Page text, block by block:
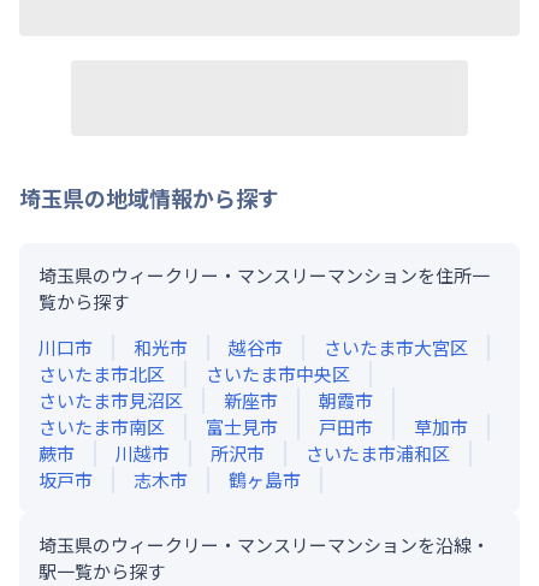
埼玉県の地域情報から探す
埼玉県のウィークリー・マンスリーマンションを住所一
覧から探す
川口市
和光市 越谷市
さいたま市大宮区
さいたま市北区
さいたま市中央区
さいたま市見沼区
新座市
朝霞市
さいたま市南区
富士見市 戸田市
草加市
蕨市
川越市 所沢市
さいたま市浦和区
坂戸市
志木市 鶴ヶ島市
埼玉県のウィークリー・マンスリーマンションを沿線・
駅一覧から探す